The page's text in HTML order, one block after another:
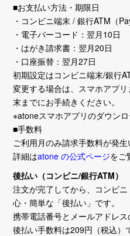
■お支払い方法・期限日
・コンビニ端末 / 銀行ATM（
・電子バーコード：翌月10日
・はがき請求書：翌月20日
・口座振替：翌月27日
初期設定はコンビニ端末/銀行
変更する場合は、スマホアプ
末までにお手続きください。
※atoneスマホアプリのダウン
■手数料
ご利用月のみ請求手数料が発生
詳細はatone の公式ページをご
後払い（コンビニ/銀行ATM）
注文が完了してから、コンビ
心・簡単な「後払い」です。
携帯電話番号とメールアドレス
後払い手数料は209円（税込）